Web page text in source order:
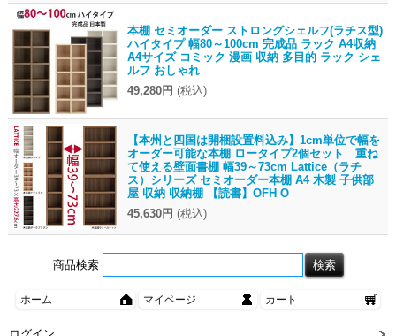
本棚 セミオーダー ストロングシェルフ(ラチス型)
ハイタイプ 幅80～100cm 完成品 ラック A4収納
A4サイズ コミック 漫画 収納 多目的 ラック シェ
ルフ おしゃれ
49,280円 (税込)
【本州と四国は開梱設置料込み】1cm単位で幅を
オーダー可能な本棚 ロータイプ2個セット 重ね
て使える壁面書棚 幅39～73cm Lattice（ラチ
ス）シリーズ セミオーダー本棚 A4 木製 子供部
屋 収納 収納棚 【読書】OFH O
45,630円 (税込)
商品検索
ホーム マイページ カート